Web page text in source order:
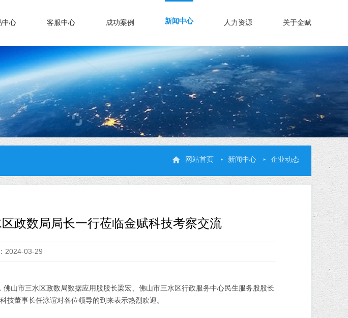
中心 客服中心 成功案例 新闻中心 人力资源 关于金赋
网站首页 新闻中心 企业动态
政数局局长一行莅临金赋科技考察交流
2024-03-29
山市三水区政数局数据应用股股长梁宏、佛山市三水区行政服务中心民生服务股股长
董事长任泳谊对各位领导的到来表示热烈欢迎。